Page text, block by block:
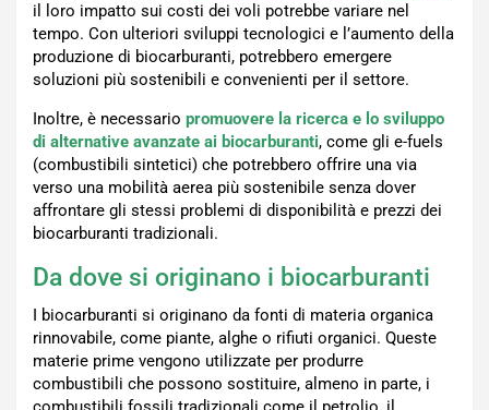
il loro impatto sui costi dei voli potrebbe variare nel
tempo. Con ulteriori sviluppi tecnologici e l’aumento della
produzione di biocarburanti, potrebbero emergere
soluzioni più sostenibili e convenienti per il settore.
Inoltre, è necessario promuovere la ricerca e lo sviluppo
di alternative avanzate ai biocarburanti, come gli e-fuels
(combustibili sintetici) che potrebbero offrire una via
verso una mobilità aerea più sostenibile senza dover
affrontare gli stessi problemi di disponibilità e prezzi dei
biocarburanti tradizionali.
Da dove si originano i biocarburanti
I biocarburanti si originano da fonti di materia organica
rinnovabile, come piante, alghe o rifiuti organici. Queste
materie prime vengono utilizzate per produrre
combustibili che possono sostituire, almeno in parte, i